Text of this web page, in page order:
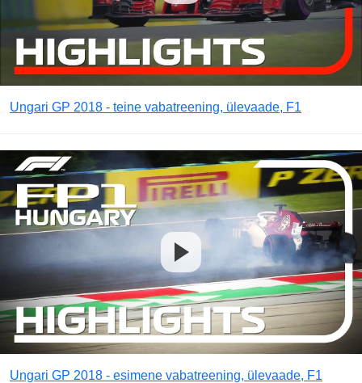
Ungari GP 2018 - teine vabatreening, ülevaade, F1
Ungari GP 2018 - esimene vabatreening, ülevaade, F1